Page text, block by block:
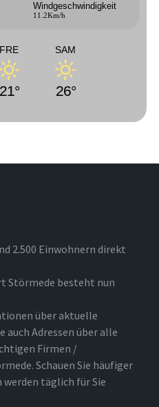
Windgeschwindigkeit
11.2Km/h
FRE
21°
SAM
26°
2.500 Einwohnern direkt
Störmede besteht nun
über aktuelle
auch Adressen über alle
Firmen /
Schauen Sie häufiger
täglich für Sie